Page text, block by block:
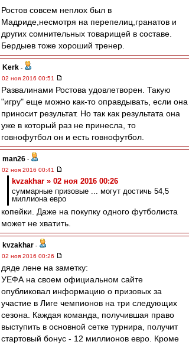
Ростов совсем неплох был в
Мадриде,несмотря на перепелиц,гранатов и
других сомнительных товарищей в составе.
Бердыев тоже хороший тренер.
Kerk -
02 ноя 2016 00:51
Развалинами Ростова удовлетворен. Такую
"игру" еще можно как-то оправдывать, если она
приносит результат. Но так как результата она
уже в который раз не принесла, то
говнофутбол он и есть говнофутбол.
man26 -
02 ноя 2016 00:41
kvzakhar » 02 ноя 2016 00:26
суммарные призовые ... могут достичь 54,5
миллиона евро
копейки. Даже на покупку одного футболиста
может не хватить.
kvzakhar -
02 ноя 2016 00:26
дяде лене на заметку:
УЕФА на своем официальном сайте
опубликовал информацию о призовых за
участие в Лиге чемпионов на три следующих
сезона. Каждая команда, получившая право
выступить в основной сетке турнира, получит
стартовый бонус - 12 миллионов евро. Кроме